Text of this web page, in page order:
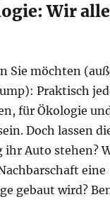
Wir
Sie möchten
Praktisch
für Ökologie
Doch lassen
ihr Auto stehen?
eine
gebaut wird?